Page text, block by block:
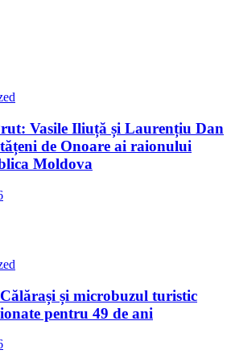
Vasile Iliuță și Laurențiu Dan
de Onoare ai raionului
Moldova
și microbuzul turistic
pentru 49 de ani